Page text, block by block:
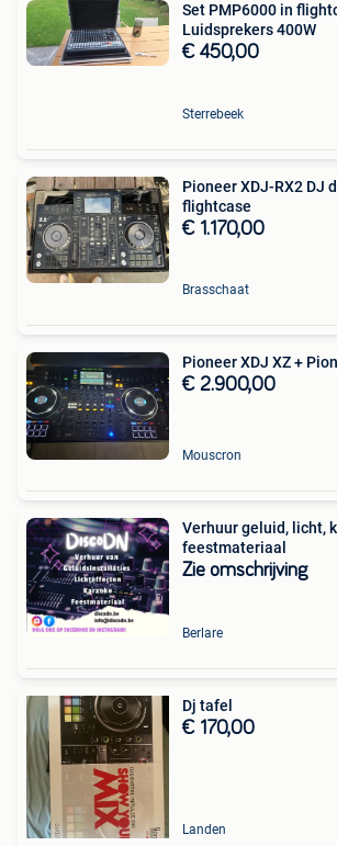
Set PMP6000 in
Luidsprekers 400W
€ 450,00
Sterrebeek
Pioneer XDJ-RX2 DJ
flightcase
€ 1.170,00
Brasschaat
Pioneer XDJ XZ +
€ 2.900,00
Mouscron
Verhuur geluid, licht,
feestmateriaal
Zie omschrijving
Berlare
Dj tafel
€ 170,00
Landen